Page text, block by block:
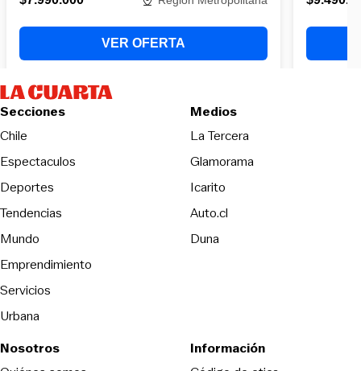
Secciones
Chile
Espectaculos
Deportes
Tendencias
Mundo
Emprendimiento
Servicios
Urbana
Medios
La TerceraOpens in new
Glamorama
Icarito
Auto.cl
DunaOpens in new window
Nosotros
Información